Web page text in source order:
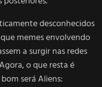
desconhecidos
memes envolvendo
a surgir nas redes
o que resta é
será Aliens: